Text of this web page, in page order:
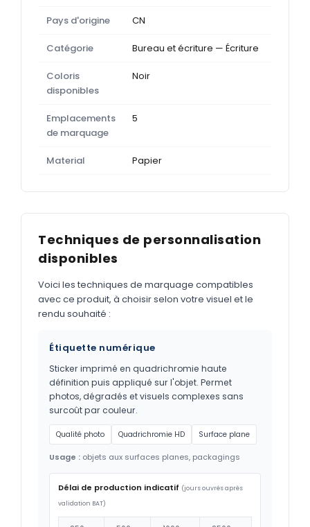
Pays d'origine CN
Catégorie Bureau et écriture — Écriture
Coloris
disponibles
Noir
Emplacements
de marquage
5
Material Papier
Techniques de personnalisation
disponibles
Voici les techniques de marquage compatibles
avec ce produit, à choisir selon votre visuel et le
rendu souhaité :
Étiquette numérique
Sticker imprimé en quadrichromie haute
définition puis appliqué sur l'objet. Permet
photos, dégradés et visuels complexes sans
surcoût par couleur.
Qualité photo Quadrichromie HD Surface plane
Usage : objets aux surfaces planes, packagings
Délai de production indicatif (jours ouvrés après
validation BAT)